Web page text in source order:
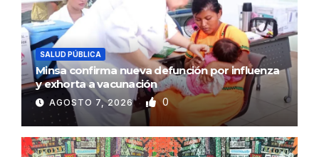
SALUD PÚBLICA
Minsa confirma nueva defunción por influenza
y exhorta a vacunación
AGOSTO 7, 2026 0